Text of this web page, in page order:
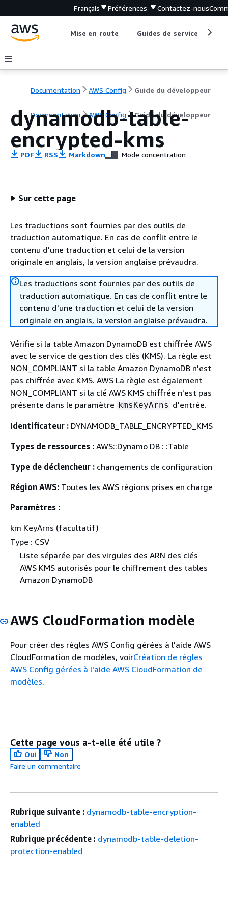
Français Préférences Contactez-nous
Mise en route Guides de service
Documentation AWS Config Guide du développeur
Documentation AWS Config Guide du développeur
dynamodb-table-
encrypted-kms
PDF RSS Markdown Mode concentration
Sur cette page
Les traductions sont fournies par des outils de
traduction automatique. En cas de conflit entre le
contenu d'une traduction et celui de la version
originale en anglais, la version anglaise prévaudra.
Les traductions sont fournies par des outils de
traduction automatique. En cas de conflit entre le
contenu d'une traduction et celui de la version
originale en anglais, la version anglaise prévaudra.
Vérifie si la table Amazon DynamoDB est chiffrée AWS
avec le service de gestion des clés (KMS). La règle est
NON_COMPLIANT si la table Amazon DynamoDB n'est
pas chiffrée avec KMS. AWS La règle est également
NON_COMPLIANT si la clé AWS KMS chiffrée n'est pas
présente dans le paramètre kmsKeyArns d'entrée.
Identificateur : DYNAMODB_TABLE_ENCRYPTED_KMS
Types de ressources : AWS::Dynamo DB : :Table
Type de déclencheur : changements de configuration
Région AWS: Toutes les AWS régions prises en charge
Paramètres :
km KeyArns (facultatif)
Type : CSV
Liste séparée par des virgules des ARN des clés
AWS KMS autorisés pour le chiffrement des tables
Amazon DynamoDB
AWS CloudFormation modèle
Pour créer des règles AWS Config gérées à l'aide AWS
CloudFormation de modèles, voirCréation de règles
AWS Config gérées à l'aide AWS CloudFormation de
modèles.
Cette page vous a-t-elle été utile ?
Oui
Non
Faire un commentaire
Rubrique suivante : dynamodb-table-encryption-
enabled
Rubrique précédente : dynamodb-table-deletion-
protection-enabled